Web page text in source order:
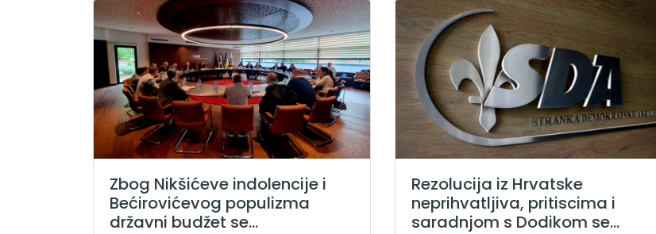
Zbog Nikšićeve indolencije i
Bećirovićevog populizma
državni budžet se...
Rezolucija iz Hrvatske
neprihvatljiva, pritiscima i
saradnjom s Dodikom se...